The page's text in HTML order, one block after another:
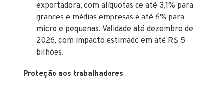
exportadora, com alíquotas de até 3,1% para
grandes e médias empresas e até 6% para
micro e pequenas. Validade até dezembro de
2026, com impacto estimado em até R$ 5
bilhões.
Proteção aos trabalhadores